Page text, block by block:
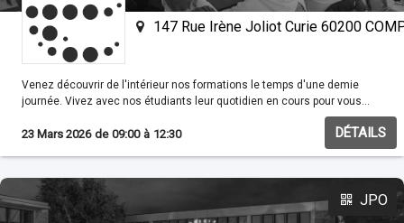
147 Rue Irène Joliot Curie 60200
Venez découvrir de l'intérieur nos formations le temps d'une demie
journée. Vivez avec nos étudiants leur quotidien en cours pour vous
23 Mars 2026 de 09:00 à 12:30 DÉTAILS
JPO